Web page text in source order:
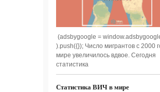
(adsbygoogle = window.adsbygoogle
).push({}); Число мигрантов с 2000
мире увеличилось вдвое. Сегодня
статистика
Статистика ВИЧ в мире